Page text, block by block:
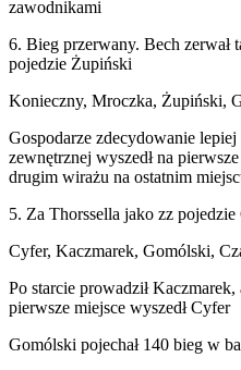
zawodnikami
6. Bieg przerwany. Bech zerwał
pojedzie Żupiński
Konieczny, Mroczka, Żupiński,
Gospodarze zdecydowanie
zewnętrznej wyszedł na
drugim wirażu na ostatnim
5. Za Thorssella jako zz
Cyfer, Kaczmarek, Gomólski,
Po starcie prowadził
pierwsze miejsce wyszedł Cyfer
Gomólski pojechał 140 bieg w